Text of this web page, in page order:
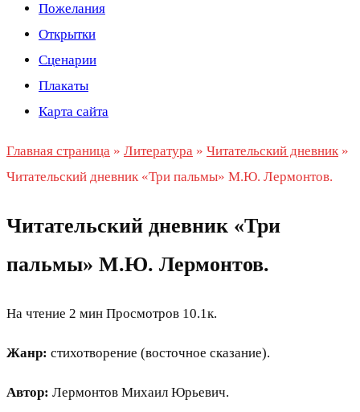
Пожелания
Открытки
Сценарии
Плакаты
Карта сайта
Главная страница » Литература » Читательский дневник »
Читательский дневник «Три пальмы» М.Ю. Лермонтов.
Читательский дневник «Три
пальмы» М.Ю. Лермонтов.
На чтение 2 мин Просмотров 10.1к.
Жанр: стихотворение (восточное сказание).
Автор: Лермонтов Михаил Юрьевич.